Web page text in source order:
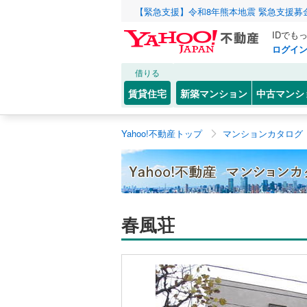
【緊急支援】令和8年熊本地震 緊急支援
IDでも
ログイン
借りる
賃貸住宅 新築マンション 中古マンシ
Yahoo!不動産トップ マンションカタログ
春風荘